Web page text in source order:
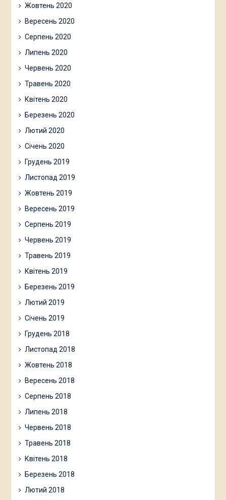
Жовтень 2020
Вересень 2020
Серпень 2020
Липень 2020
Червень 2020
Травень 2020
Квітень 2020
Березень 2020
Лютий 2020
Січень 2020
Грудень 2019
Листопад 2019
Жовтень 2019
Вересень 2019
Серпень 2019
Червень 2019
Травень 2019
Квітень 2019
Березень 2019
Лютий 2019
Січень 2019
Грудень 2018
Листопад 2018
Жовтень 2018
Вересень 2018
Серпень 2018
Липень 2018
Червень 2018
Травень 2018
Квітень 2018
Березень 2018
Лютий 2018